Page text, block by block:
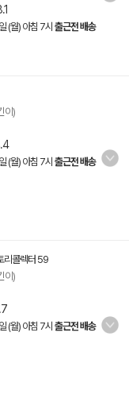
(월) 아침 7시 출근전 배송
이)
(월) 아침 7시 출근전 배송
리콜렉터 59
이)
(월) 아침 7시 출근전 배송